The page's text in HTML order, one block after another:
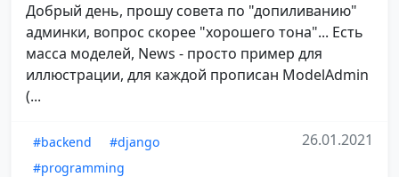
Добрый день, прошу совета по "допиливанию"
админки, вопрос скорее "хорошего тона"... Есть
масса моделей, News - просто пример для
иллюстрации, для каждой прописан ModelAdmin
(...
#backend
#django
#programming
26.01.2021